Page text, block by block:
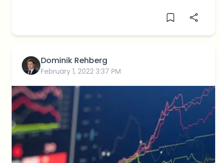
Dominik Rehberg
February 1, 2022 3:37 PM